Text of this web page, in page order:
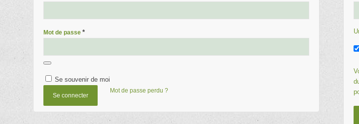
Mot de passe *
Se souvenir de moi
Se connecter
Mot de passe perdu ?